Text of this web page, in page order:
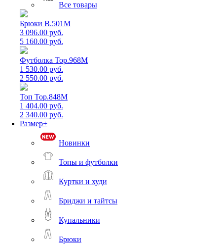
Все товары
Брюки B.501M
3 096.00 руб.
5 160.00 руб.
Футболка Top.968M
1 530.00 руб.
2 550.00 руб.
Топ Top.848M
1 404.00 руб.
2 340.00 руб.
Размер+
Новинки
Топы и футболки
Куртки и худи
Бриджи и тайтсы
Купальники
Брюки